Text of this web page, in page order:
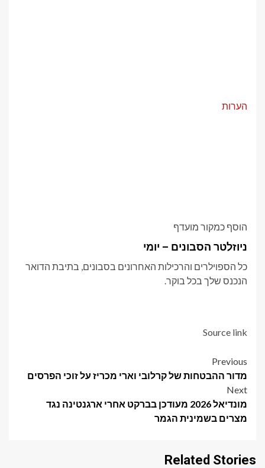
הערות
הוסף כמקור מועדף
ניוזלטר הסבונים – יומי
כל הספוילרים והרכילות האחרונים בסבונים, בתיבת הדואר
הנכנס שלך בכל בוקר.
Source link
Post
navigation
Previous
מדור ההבטחות של קרלובי וארי מכריז על זוכי הפרסים
Next
מונדיאל 2026 מעודכן בברקט אחרי ארגנטינה נגד
מצרים בשמינית הגמר
Related Stories